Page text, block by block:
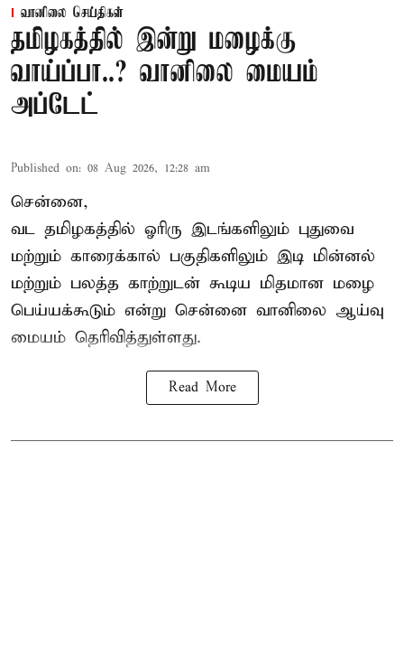
வானிலை செய்திகள்
தமிழகத்தில் இன்று மழைக்கு
வாய்ப்பா..? வானிலை மையம்
அப்டேட்
Published on: 08 Aug 2026, 12:28 am
சென்னை,
வட தமிழகத்தில் ஓரிரு இடங்களிலும் புதுவை
மற்றும் காரைக்கால் பகுதிகளிலும் இடி மின்னல்
மற்றும் பலத்த காற்றுடன் கூடிய மிதமான மழை
பெய்யக்கூடும் என்று சென்னை வானிலை ஆய்வு
மையம் தெரிவித்துள்ளது.
Read More